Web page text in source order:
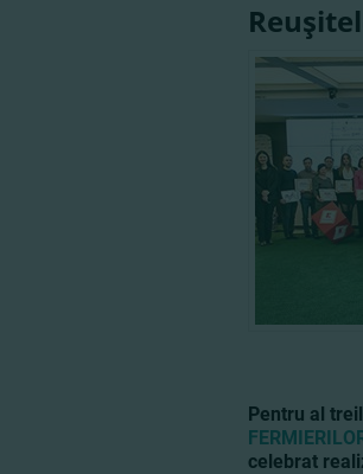
Pentru al
celebrat